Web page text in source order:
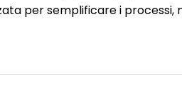
per semplificare i processi,